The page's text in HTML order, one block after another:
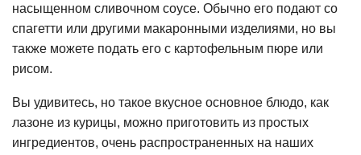
насыщенном сливочном соусе. Обычно его подают со
спагетти или другими макаронными изделиями, но вы
также можете подать его с картофельным пюре или
рисом.
Вы удивитесь, но такое вкусное основное блюдо, как
лазоне из курицы, можно приготовить из простых
ингредиентов, очень распространенных на наших